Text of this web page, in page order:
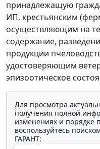
принадлежащую
ИП, крестьянским
осуществляющим на
содержание,
продукции
удостоверяющим
эпизоотическое
Для просмотра
получения полной
изменениях и порядке
воспользуйтесь
ГАРАНТ: